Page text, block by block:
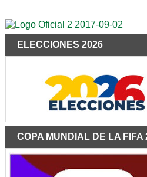
ELECCIONES 2026
COPA MUNDIAL DE LA FIFA